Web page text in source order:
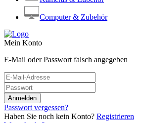
Computer & Zubehör
Mein Konto
E-Mail oder Passwort falsch angegeben
Passwort vergessen?
Haben Sie noch kein Konto? Registrieren